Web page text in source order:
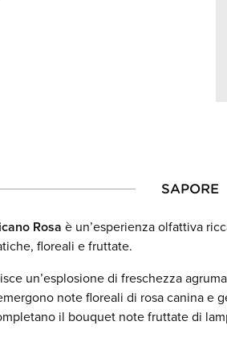
SAPORE
Rosa è un’esperienza olfattiva
floreali e fruttate.
un’esplosione di freschezza
note floreali di rosa canina e
il bouquet note fruttate di